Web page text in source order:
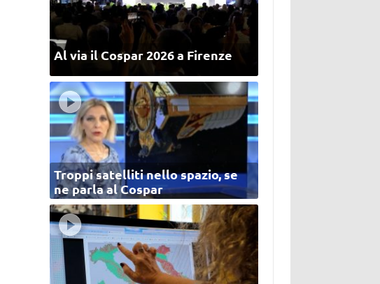
Al via il Cospar 2026 a Firenze
Troppi satelliti nello spazio, se
ne parla al Cospar